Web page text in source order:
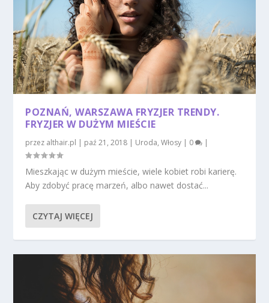
POZNAŃ, WARSZAWA FRYZJER TRENDY.
FRYZJER W DUŻYM MIEŚCIE
przez althair.pl | paź 21, 2018 | Uroda,Włosy | 0 |
Mieszkając w dużym mieście, wiele kobiet robi karierę.
Aby zdobyć pracę marzeń, albo nawet dostać...
CZYTAJ WIĘCEJ